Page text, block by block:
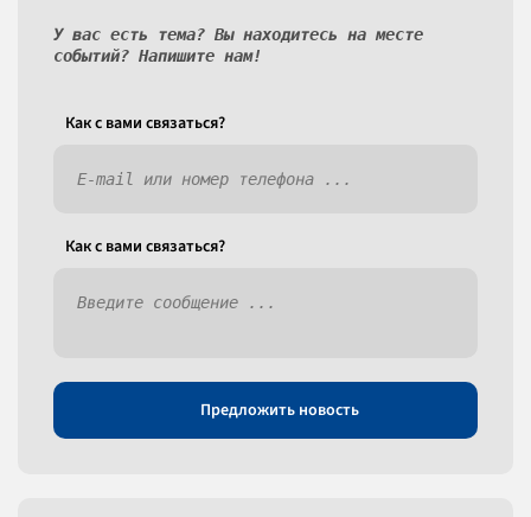
У вас есть тема? Вы находитесь на месте
событий? Напишите нам!
Как c вами связаться?
Как c вами связаться?
Предложить новость